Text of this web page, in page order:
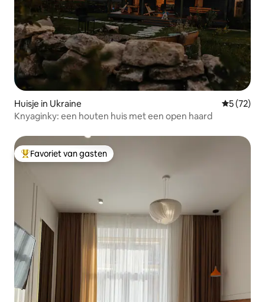
Huisje in Ukraine
5 (72)
Knyaginky: een houten huis met een open haard
Topfavoriet van gasten
Favoriet van gasten